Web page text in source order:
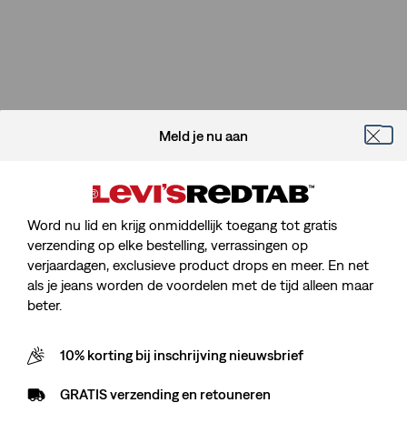
Meld je nu aan
Word nu lid en krijg onmiddellijk toegang tot gratis
verzending op elke bestelling, verrassingen op
verjaardagen, exclusieve product drops en meer. En net
als je jeans worden de voordelen met de tijd alleen maar
beter.
10% korting bij inschrijving nieuwsbrief
GRATIS verzending en retouneren